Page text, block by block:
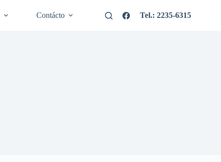
Contácto Tel.: 2235-6315